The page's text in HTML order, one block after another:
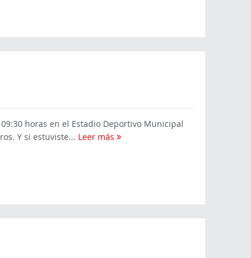
horas en el Estadio Deportivo Municipal
Y si estuviste... Leer más